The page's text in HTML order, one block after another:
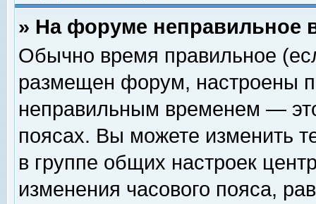
» На форуме неправильное
Обычно время правильное
размещен форум, настроены
неправильным временем —
поясах. Вы можете изменить
в группе общих настроек
изменения часового пояса,